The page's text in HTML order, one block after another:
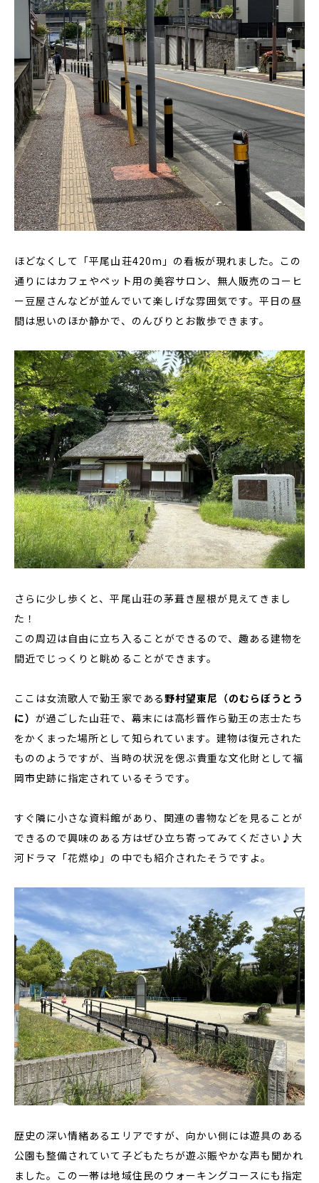
ほどなくして「平尾山荘420m」の看板が現れました。この
通りにはカフェやペット用の美容サロン、無人販売のコーヒ
ー豆屋さんなどが並んでいて楽しげな雰囲気です。平日の昼
間は思いのほか静かで、のんびりとお散歩できます。
さらに少し歩くと、平尾山荘の茅葺き屋根が見えてきまし
た！
この周辺は自由に立ち入ることができるので、趣ある建物を
間近でじっくりと眺めることができます。
ここは女流歌人で勤王家である野村望東尼（のむらぼうとう
に）が過ごした山荘で、幕末には高杉晋作ら勤王の志士たち
をかくまった場所として知られています。建物は復元された
もののようですが、当時の状況を偲ぶ貴重な文化財として福
岡市史跡に指定されているそうです。
すぐ隣に小さな資料館があり、関連の書物などを見ることが
できるので興味のある方はぜひ立ち寄ってみてください♪大
河ドラマ「花燃ゆ」の中でも紹介されたそうですよ。
歴史の深い情緒あるエリアですが、向かい側には遊具のある
公園も整備されていて子どもたちが遊ぶ賑やかな声も聞かれ
ました。この一帯は地域住民のウォーキングコースにも指定